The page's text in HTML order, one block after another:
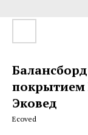
покрытием
Эковед
Ecoved